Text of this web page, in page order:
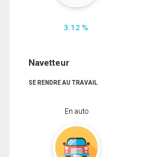
3.12 %
Navetteur
SE RENDRE AU TRAVAIL
En auto